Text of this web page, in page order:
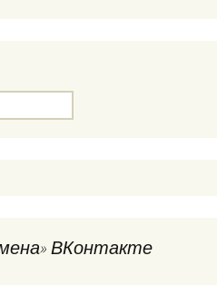
ВКонтакте